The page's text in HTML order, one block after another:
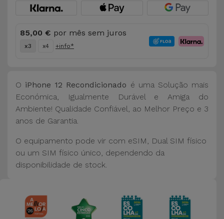
85,00 € por mês sem juros
x3 x4 +info*
O iPhone 12 Recondicionado é uma Solução mais
Económica, Igualmente Durável e Amiga do
Ambiente! Qualidade Confiável, ao Melhor Preço e 3
anos de Garantia.
O equipamento pode vir com eSIM, Dual SIM físico
ou um SIM físico único, dependendo da
disponibilidade de stock.